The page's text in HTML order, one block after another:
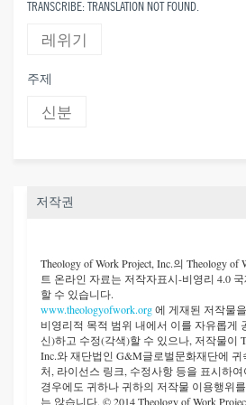
TRANSCRIBE: TRANSLATION NOT FOUND.
레위기
주제
신분
저작권
Theology of Work Project, Inc.의 Theology of
트 온라인 자료는 저작자표시-비영리 4.0
할 수 있습니다.
www.theologyofwork.org에 게재된 저작물
비영리적 목적 범위 내에서 이를 자유롭게
신)하고 수정(각색)할 수 있으나, 저작물이
Inc.와 재단법인 G&M글로벌문화재단에
처, 라이선스 링크, 수정사항 등을 표시하
경우에도 귀하나 귀하의 저작물 이용행위
는 않습니다. © 2014 Theology of Work